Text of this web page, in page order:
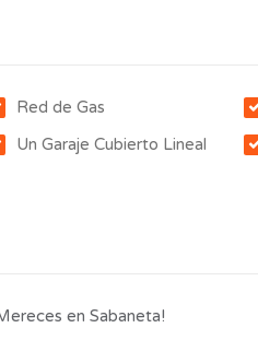
Red de Gas
Un Garaje Cubierto Lineal
en Sabaneta!